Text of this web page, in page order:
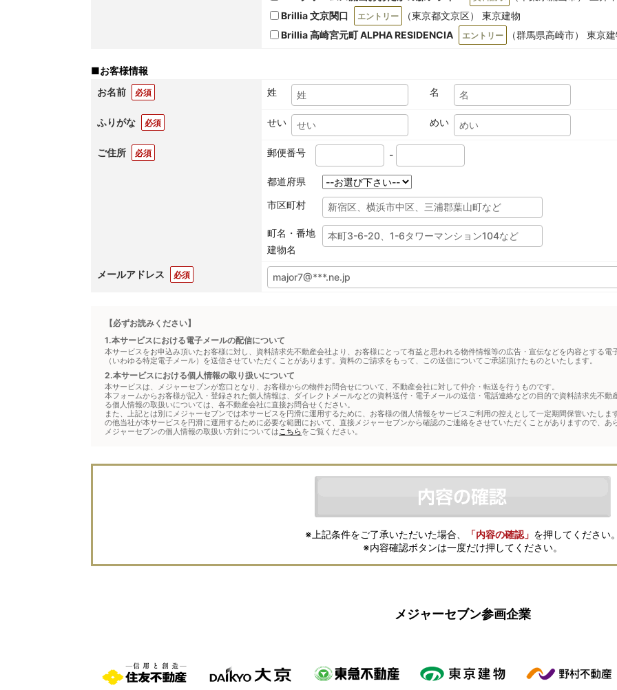
Brillia 文京関口
エントリー
（東京都文京区） 東京建物
Brillia 高崎宮元町 ALPHA RESIDENCIA
エントリー （群馬県高崎市） 東京
■お客様情報
お名前
必須 姓 名
ふりがな 必須 せい めい
ご住所 必須 郵便番号 -
都道府県
市区町村
町名・番地
建物名
メールアドレス 必須
【必ずお読みください】
1.本サービスにおける電子メールの配信について
本サービスをお申込み頂いたお客様に対し、資料請求先不動産会社より、お客様にとって有益と思われる物件情報等の広告・宣伝などを内容とする電
（いわゆる特定電子メール）を送信させていただくことがあります。資料のご請求をもって、この送信についてご承諾頂けたものといたします。
2.本サービスにおける個人情報の取り扱いについて
本サービスは、メジャーセブンが窓口となり、お客様からの物件お問合せについて、不動産会社に対して仲介・転送を行うものです。
本フォームからお客様が記入・登録された個人情報は、ダイレクトメールなどの資料送付・電子メールの送信・電話連絡などの目的で資料請求先不
る個人情報の取扱いについては、各不動産会社に直接お問合せください。
また、上記とは別にメジャーセブンでは本サービスを円滑に運用するために、お客様の個人情報をサービスご利用の控えとして一定期間保管いたし
の他当社が本サービスを円滑に運用するために必要な範囲において、直接メジャーセブンから確認のご連絡をさせていただくことがありますので、あ
メジャーセブンの個人情報の取扱い方針についてはこちらをご覧ください。
※上記条件をご了承いただいた場合、 「内容の確認」 を押してください
※内容確認ボタンは一度だけ押してください。
メジャーセブン参画企業